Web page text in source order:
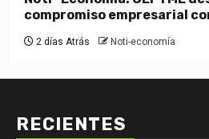
compromiso empresarial
2 días Atrás Noti-economía
RECIENTES